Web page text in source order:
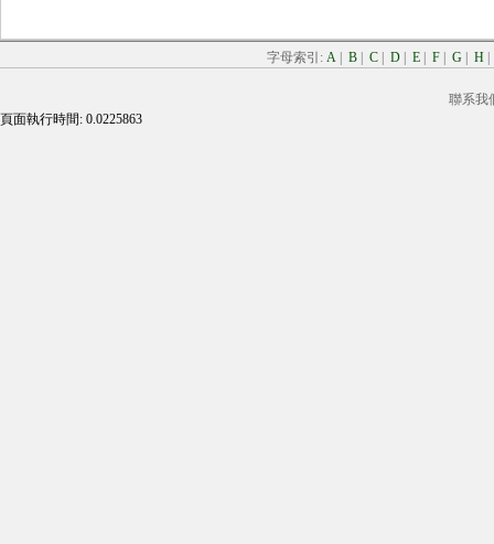
字母索引: A B C D E F G H
聯系我
頁面執行時間: 0.0225863